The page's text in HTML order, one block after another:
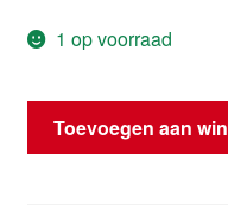
1 op voorraad
Onderdrukpijp
Citroën
Toevoegen aan